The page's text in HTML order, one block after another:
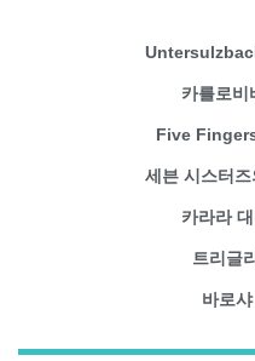
카를로비
Five
세븐 시스터
카라라
트리글
바로